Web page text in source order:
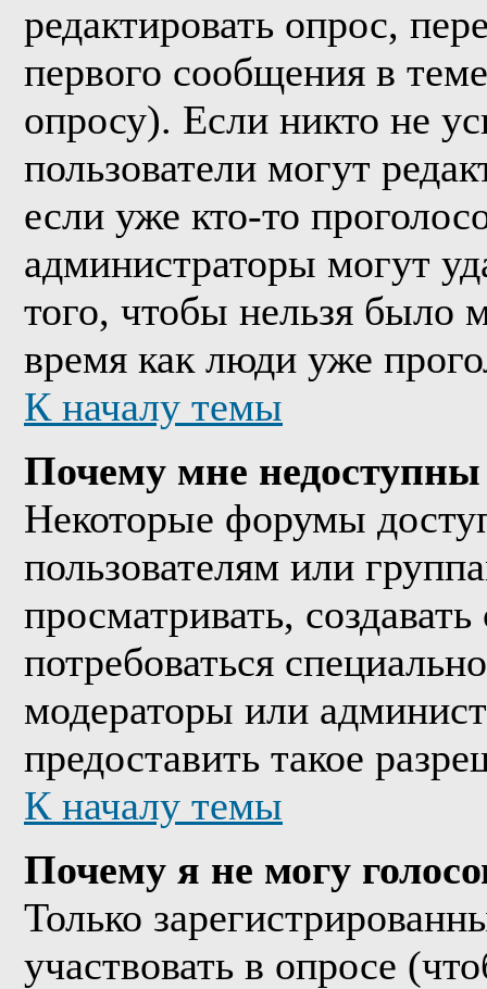
редактировать опрос,
первого сообщения в
опросу). Если никто не
пользователи могут
если уже кто-то
администраторы могут
того, чтобы нельзя было
время как люди уже
К началу темы
Почему мне
Некоторые форумы
пользователям или
просматривать,
потребоваться
модераторы или
предоставить такое
К началу темы
Почему я не могу
Только
участвовать в опросе